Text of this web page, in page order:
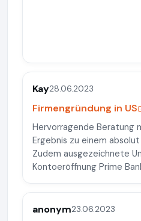
Kay28.06.2023
Firmengründung in US
Hervorragende Beratung
Ergebnis zu einem
Zudem ausgezeichnete
Kontoeröffnung Prime
anonym23.06.2023